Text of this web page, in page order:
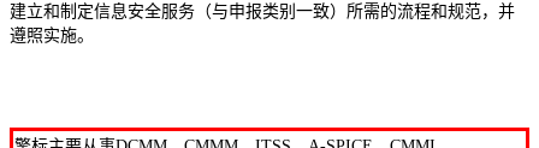
建立和制定信息安全服务（与申报类别一致）所需的流程和规范，并
遵照实施。